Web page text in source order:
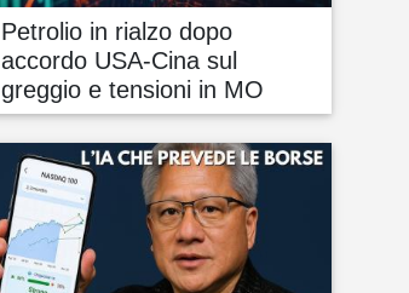
Petrolio in rialzo dopo
accordo USA-Cina sul
greggio e tensioni in MO